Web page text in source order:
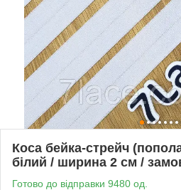
Коса бейка-стрейч
білий / ширина 2 см /
Готово до відправки 9480 од.